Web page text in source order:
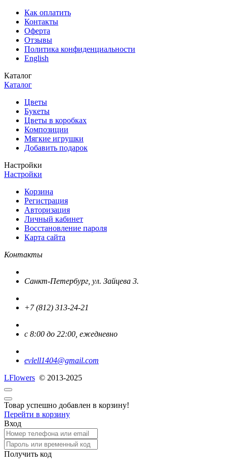
Как оплатить
Контакты
Оферта
Отзывы
Политика конфиденциальности
English
Каталог
Каталог
Цветы
Букеты
Цветы в коробках
Композиции
Мягкие игрушки
Добавить подарок
Настройки
Настройки
Корзина
Регистрация
Авторизация
Личный кабинет
Восстановление пароля
Карта сайта
Контакты
Санкт-Петербург, ул. Зайцева 3.
+7 (812) 313-24-21
с 8:00 до 22:00, ежедневно
evlell1404@gmail.com
LFlowers © 2013-2025
Товар успешно добавлен в корзину!
Перейти в корзину
Вход
Получить код